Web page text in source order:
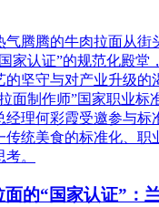
气腾腾的牛肉拉面从街
家认证”的规范化殿堂
坚守与对产业升级的
面制作师”国家职业标
经理何彩霞受邀参与标
传统美食的标准化、职
。
面的“国家认证”：